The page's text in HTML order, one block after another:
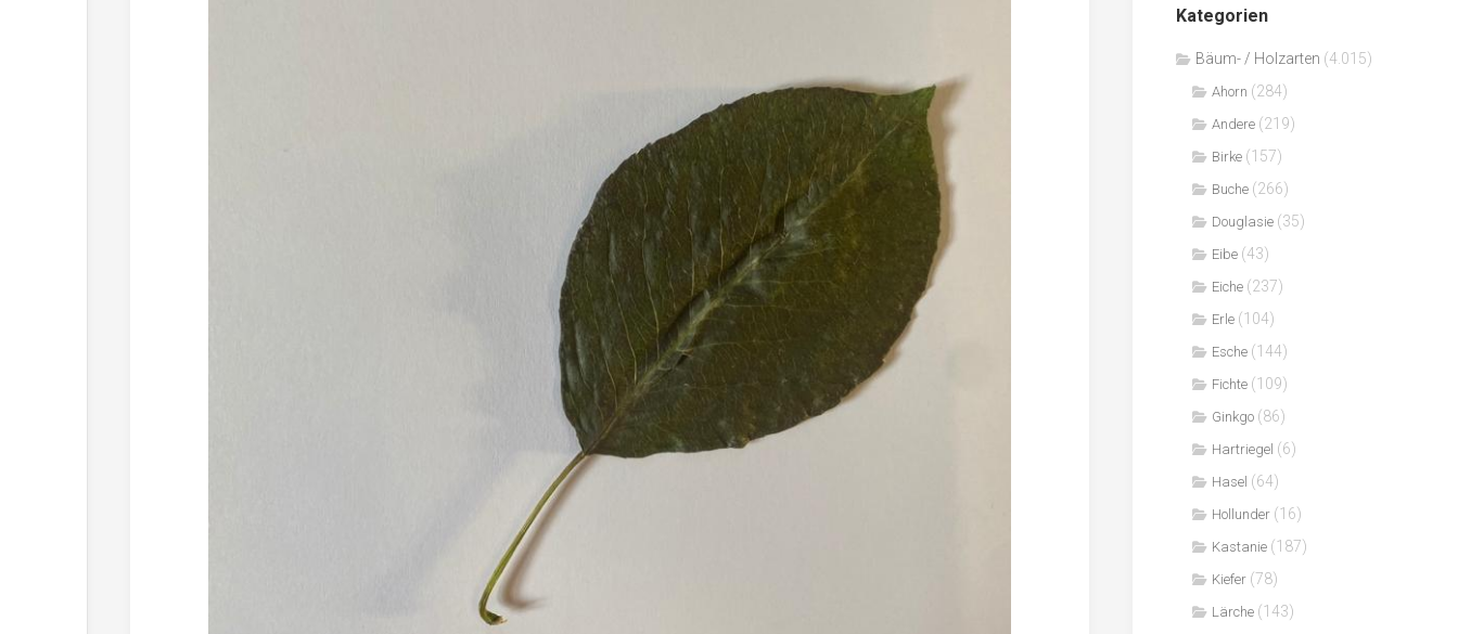
Mammutbaum
Nuss
Pappel
Platane
Robinie
Tanne
Tulpenbaum
Ulme
Vogelbeere
Weide
Kategorien
Bäum- / Holzarten (4.015)
Ahorn (284)
Andere (219)
Birke (157)
Buche (266)
Douglasie (35)
Eibe (43)
Eiche (237)
Erle (104)
Esche (144)
Fichte (109)
Ginkgo (86)
Hartriegel (6)
Hasel (64)
Hollunder (16)
Kastanie (187)
Kiefer (78)
Lärche (143)